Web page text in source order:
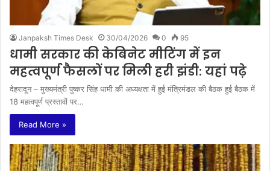
Janpaksh Times Desk 30/04/2026 0 95
धामी सरकार की केबिनेट मीटिंग में इन
महत्वपूर्ण फैसलों पर मिली हरी झंडी: यहां पढ़े
देहरादून – मुख्यमंत्री पुष्कर सिंह धामी की अध्यक्षता में हुई मंत्रिमंडल की बैठक हुई बैठक में
18 महत्वपूर्ण प्रस्तावों पर…
Read More »